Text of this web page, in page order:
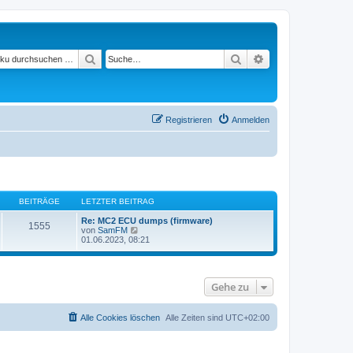
Suche
Suchen
Anmelden
Registrieren
BEITRÄGE LETZTER BEITRAG
1555
Re: MC2 ECU dumps (firmware)
von SamFM
e
e
B
e
i
t
01.06.2023, 08:21
Gehe zu
Alle Zeiten sind UTC+02:00
Alle Cookies löschen